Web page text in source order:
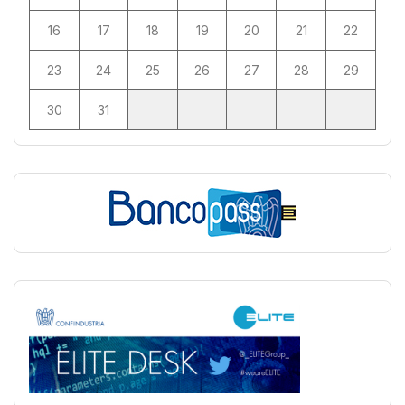
16 17 18 19 20 21 22
23 24 25 26 27 28 29
30 31